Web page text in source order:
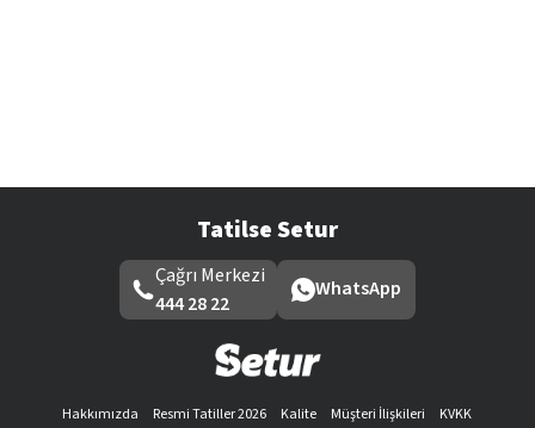
Tatilse Setur
Çağrı Merkezi
444 28 22
WhatsApp
Hakkımızda Resmi Tatiller 2026 Kalite Müşteri İlişkileri
KVKK